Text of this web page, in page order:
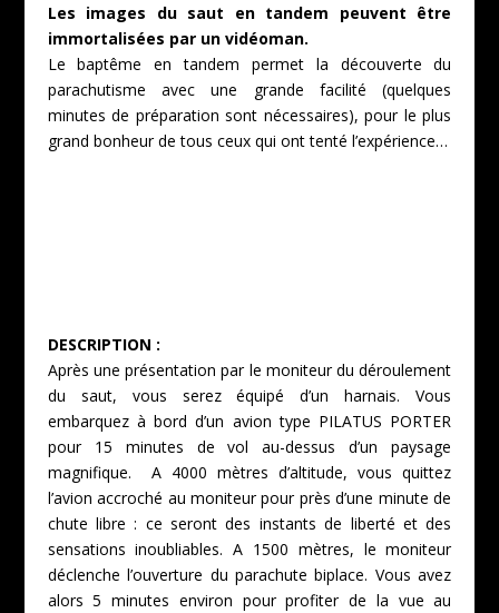
Les images du saut en tandem peuvent être
immortalisées par un vidéoman.
Le baptême en tandem permet la découverte du
parachutisme avec une grande facilité (quelques
minutes de préparation sont nécessaires), pour le plus
grand bonheur de tous ceux qui ont tenté l’expérience…
DESCRIPTION :
Après une présentation par le moniteur du déroulement
du saut, vous serez équipé d’un harnais. Vous
embarquez à bord d’un avion type PILATUS PORTER
pour 15 minutes de vol au-dessus d’un paysage
magnifique. A 4000 mètres d’altitude, vous quittez
l’avion accroché au moniteur pour près d’une minute de
chute libre : ce seront des instants de liberté et des
sensations inoubliables. A 1500 mètres, le moniteur
déclenche l’ouverture du parachute biplace. Vous avez
alors 5 minutes environ pour profiter de la vue au